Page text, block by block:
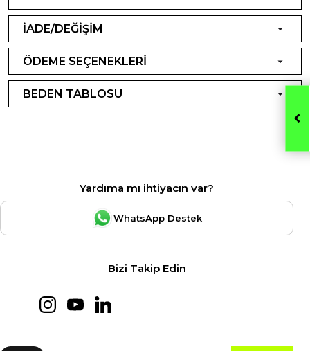
İADE/DEĞİŞİM
ÖDEME SEÇENEKLERİ
BEDEN TABLOSU
Yardıma mı ihtiyacın var?
WhatsApp Destek
Bizi Takip Edin